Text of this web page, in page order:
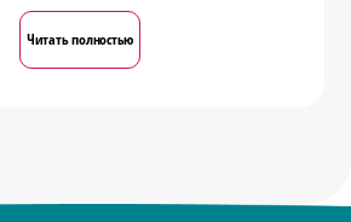
Читать полностью